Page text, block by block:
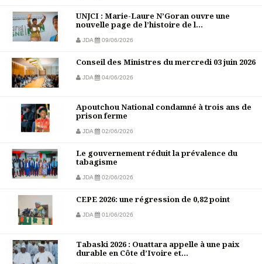
UNJCI : Marie-Laure N’Goran ouvre une
nouvelle page de l’histoire de l...
JDA 09/06/2026
Conseil des Ministres du mercredi 03 juin 2026
JDA 04/06/2026
Apoutchou National condamné à trois ans de
prison ferme
JDA 02/06/2026
Le gouvernement réduit la prévalence du
tabagisme
JDA 02/06/2026
CEPE 2026: une régression de 0,82 point
JDA 01/06/2026
Tabaski 2026 : Ouattara appelle à une paix
durable en Côte d’Ivoire et...